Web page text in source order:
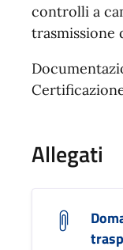
controlli a
trasmissione
Allegati